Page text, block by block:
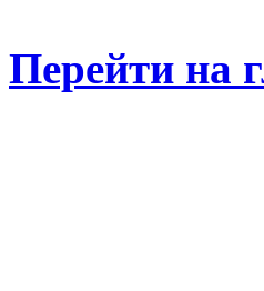
Перейти на